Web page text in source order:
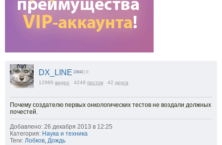
DX_LINE 23642 | 0
12986 видео 4249 постов 42 друга
Почему создателю первых онкологических тестов не воздали должных
почестей.
Добавлено: 26 декабря 2013 в 12:25
Категория: Наука и техника
Теги: Лобков, Дождь